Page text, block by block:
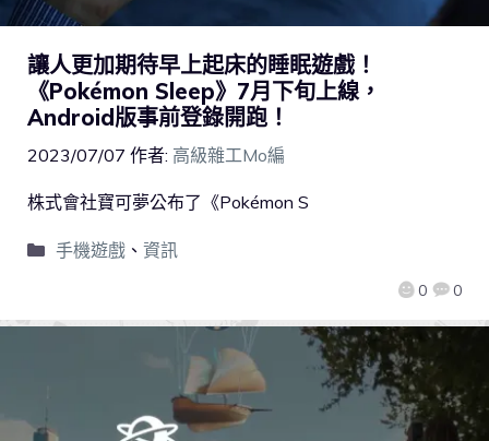
讓人更加期待早上起床的睡眠遊戲！
《Pokémon Sleep》7月下旬上線，
Android版事前登錄開跑！
2023/07/07 作者: 高級雜工Mo編
0 0
株式會社寶可夢公布了《Pokémon S
手機遊戲、 資訊